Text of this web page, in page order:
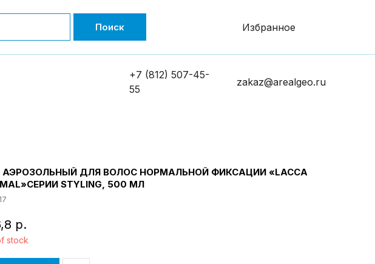
Избранное
Поиск
+7 (812) 507-45-
55
zakaz@arealgeo.ru
АЭРОЗОЛЬНЫЙ ДЛЯ ВОЛОС НОРМАЛЬНОЙ ФИКСАЦИИ «LACCA
STYLING, 500 МЛ
р.
stock